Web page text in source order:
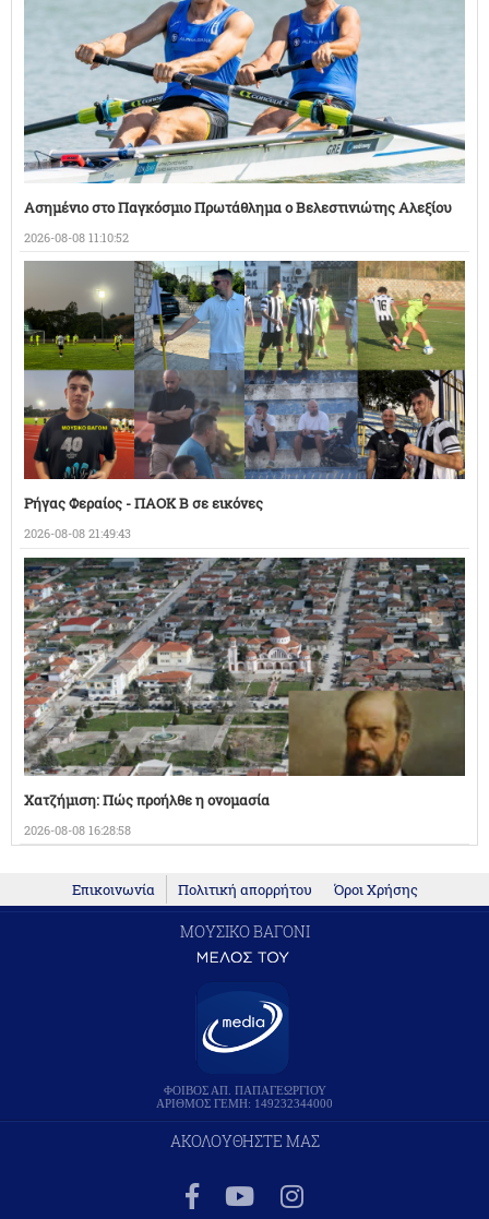
Ασημένιο στο Παγκόσμιο Πρωτάθλημα ο Βελεστινιώτης Αλεξίου
2026-08-08 11:10:52
Ρήγας Φεραίος - ΠΑΟΚ Β σε εικόνες
2026-08-08 21:49:43
Χατζήμιση: Πώς προήλθε η ονομασία
2026-08-08 16:28:58
Επικοινωνία Πολιτική απορρήτου Όροι Χρήσης
ΜΟΥΣΙΚΟ ΒΑΓΟΝΙ
ΦΟΙΒΟΣ ΑΠ. ΠΑΠΑΓΕΩΡΓΙΟΥ
ΑΡΙΘΜΟΣ ΓΕΜΗ: 149232344000
ΑΚΟΛΟΥΘΗΣΤΕ ΜΑΣ